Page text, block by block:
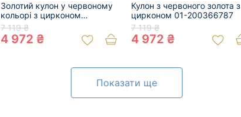
Золотий кулон у червоному
кольорі з цирконом
«Квадрат» 01-200351132
7 119 ₴
4 972 ₴
Кулон з червоного золота з
цирконом 01-200366787
7 119 ₴
4 972 ₴
Показати ще